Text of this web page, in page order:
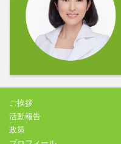
ご挨拶
活動報告
政策